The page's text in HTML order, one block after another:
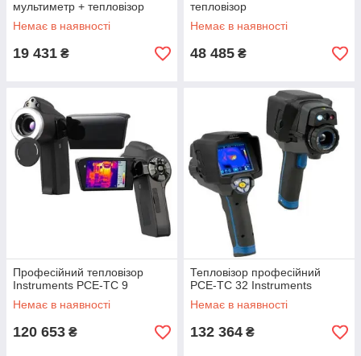
мультиметр + тепловізор
Немає в наявності
19 431 ₴
тепловізор
Немає в наявності
48 485 ₴
Професійний тепловізор
Instruments PCE-TC 9
Немає в наявності
120 653 ₴
Тепловізор професійний
PCE-TC 32 Instruments
Немає в наявності
132 364 ₴